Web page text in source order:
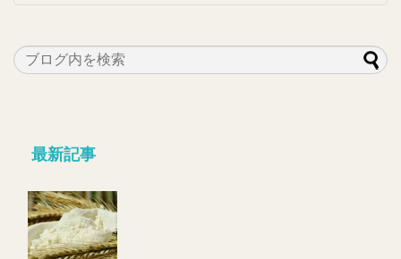
最新記事